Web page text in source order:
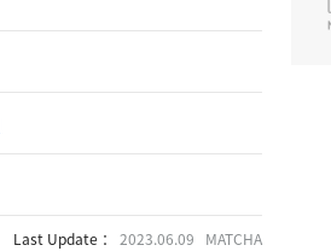
Last Update ： 2023.06.09 MATCHA